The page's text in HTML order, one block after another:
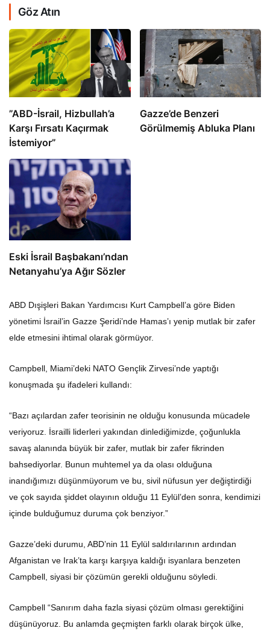
Göz Atın
​​​​​​​”ABD-İsrail, Hizbullah’a
Karşı Fırsatı Kaçırmak
İstemiyor”
​​​​​​​Gazze’de Benzeri
Görülmemiş Abluka Planı
Eski İsrail Başbakanı’ndan
Netanyahu’ya Ağır Sözler
ABD Dışişleri Bakan Yardımcısı Kurt Campbell’a göre Biden
yönetimi İsrail’in Gazze Şeridi’nde Hamas’ı yenip mutlak bir zafer
elde etmesini ihtimal olarak görmüyor.
Campbell, Miami’deki NATO Gençlik Zirvesi’nde yaptığı
konuşmada şu ifadeleri kullandı:
“Bazı açılardan zafer teorisinin ne olduğu konusunda mücadele
veriyoruz. İsrailli liderleri yakından dinlediğimizde, çoğunlukla
savaş alanında büyük bir zafer, mutlak bir zafer fikrinden
bahsediyorlar. Bunun muhtemel ya da olası olduğuna
inandığımızı düşünmüyorum ve bu, sivil nüfusun yer değiştirdiği
ve çok sayıda şiddet olayının olduğu 11 Eylül’den sonra, kendimizi
içinde bulduğumuz duruma çok benziyor.”
Gazze’deki durumu, ABD’nin 11 Eylül saldırılarının ardından
Afganistan ve Irak’ta karşı karşıya kaldığı isyanlara benzeten
Campbell, siyasi bir çözümün gerekli olduğunu söyledi.
Campbell “Sanırım daha fazla siyasi çözüm olması gerektiğini
düşünüyoruz. Bu anlamda geçmişten farklı olarak birçok ülke,